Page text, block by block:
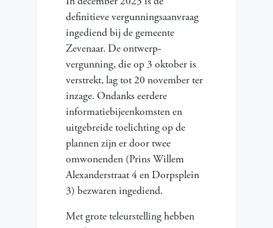
definitieve vergunningsaanvraag
ingediend bij de gemeente
Zevenaar. De ontwerp-
vergunning, die op 3 oktober is
verstrekt, lag tot 20 november ter
inzage. Ondanks eerdere
informatiebijeenkomsten en
uitgebreide toelichting op de
plannen zijn er door twee
omwonenden (Prins Willem
Alexanderstraat 4 en Dorpsplein
3) bezwaren ingediend.
Met grote teleurstelling hebben